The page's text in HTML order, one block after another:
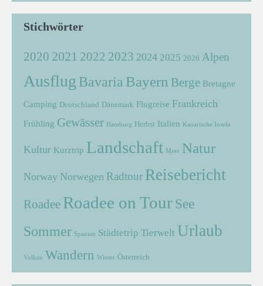
Stichwörter
2020 2021 2022 2023 2024 2025 2026 Alpen
Ausflug Bavaria Bayern Berge Bretagne
Camping Deutschland Dänemark Flugreise Frankreich
Frühling Gewässer Hamburg Herbst Italien Kanarische Inseln
Kultur Kurztrip Landschaft Meer Natur
Norway Norwegen Radtour Reisebericht
Roadee Roadee on Tour See
Sommer Spanien Städtetrip Tierwelt Urlaub
Vulkan Wandern Winter Österreich